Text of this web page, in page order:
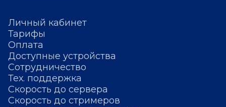
Личный кабинет
Тарифы
Оплата
Доступные устройства
Сотрудничество
Тех. поддержка
Скорость до сервера
Скорость до стримеров